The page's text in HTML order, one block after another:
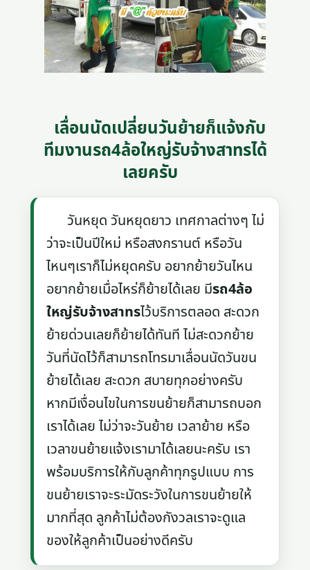
เลื่อนนัดเปลี่ยนวันย้ายก็แจ้งกับ
ทีมงานรถ4ล้อใหญ่รับจ้างสาทรได้
เลยครับ
วันหยุด วันหยุดยาว เทศกาลต่างๆ ไม่
ว่าจะเป็นปีใหม่ หรือสงกรานต์ หรือวัน
ไหนๆเราก็ไม่หยุดครับ อยากย้ายวันไหน
อยากย้ายเมื่อไหร่ก็ย้ายได้เลย มีรถ4ล้อ
ใหญ่รับจ้างสาทรไว้บริการตลอด สะดวก
ย้ายด่วนเลยก็ย้ายได้ทันที ไม่สะดวกย้าย
วันที่นัดไว้ก็สามารถโทรมาเลื่อนนัดวันขน
ย้ายได้เลย สะดวก สบายทุกอย่างครับ
หากมีเงื่อนไขในการขนย้ายก็สามารถบอก
เราได้เลย ไม่ว่าจะวันย้าย เวลาย้าย หรือ
เวลาขนย้ายแจ้งเรามาได้เลยนะครับ เรา
พร้อมบริการให้กับลูกค้าทุกรูปแบบ การ
ขนย้ายเราจะระมัดระวังในการขนย้ายให้
มากที่สุด ลูกค้าไม่ต้องกังวลเราจะดูแล
ของให้ลูกค้าเป็นอย่างดีครับ